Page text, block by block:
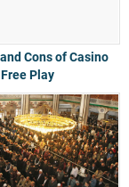
Cons of Casino
Free Play